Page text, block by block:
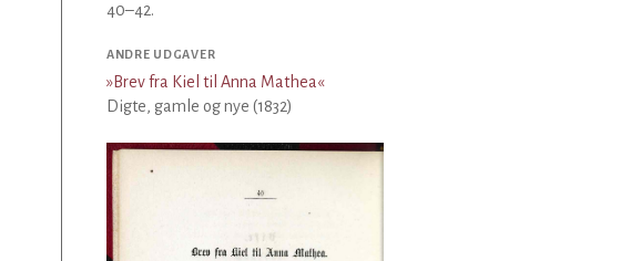
40–42.
ANDRE UDGAVER
»Brev fra Kiel til Anna Mathea«
Digte, gamle og nye (1832)